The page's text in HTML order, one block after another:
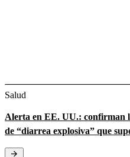
Salud
Alerta en EE. UU.: confirman
de “diarrea explosiva” que